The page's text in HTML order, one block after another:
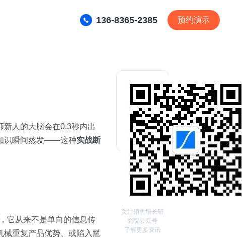
136-8365-2385 预约演示
新人的大脑会在0.3秒内出
识瞬间蒸发——这种实战断
它从来不是单向的信息传
械重复产品优势、或陷入尴
关注销售增长研
究院公众号
了解更多资讯